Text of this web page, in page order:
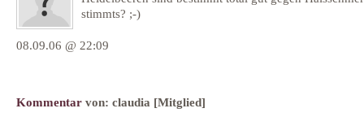
stimmts? ;-)
08.09.06 @ 22:09
Kommentar von: claudia [Mitglied]